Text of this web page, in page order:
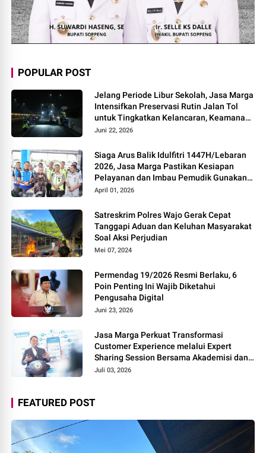
POPULAR POST
Jelang Periode Libur Sekolah, Jasa Marga
Intensifkan Preservasi Rutin Jalan Tol
untuk Tingkatkan Kelancaran, Keamanan
dan Kenyamanan Perjalanan
Juni 22, 2026
Siaga Arus Balik Idulfitri 1447H/Lebaran
2026, Jasa Marga Pastikan Kesiapan
Pelayanan dan Imbau Pemudik Gunakan
Rest Area Alternatif
April 01, 2026
Satreskrim Polres Wajo Gerak Cepat
Tanggapi Aduan dan Keluhan Masyarakat
Soal Aksi Perjudian
Mei 07, 2024
Permendag 19/2026 Resmi Berlaku, 6
Poin Penting Ini Wajib Diketahui
Pengusaha Digital
Juni 23, 2026
Jasa Marga Perkuat Transformasi
Customer Experience melalui Expert
Sharing Session Bersama Akademisi dan
Praktisi
Juli 03, 2026
FEATURED POST